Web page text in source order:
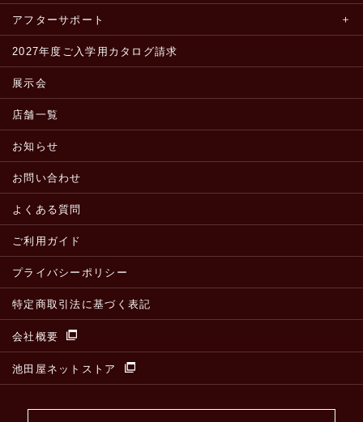
アフターサポート
2027年度ご入学用カタログ請求
展示会
店舗一覧
お知らせ
お問い合わせ
よくある質問
ご利用ガイド
プライバシーポリシー
特定商取引法に基づく表記
会社概要
池田屋ネットストア